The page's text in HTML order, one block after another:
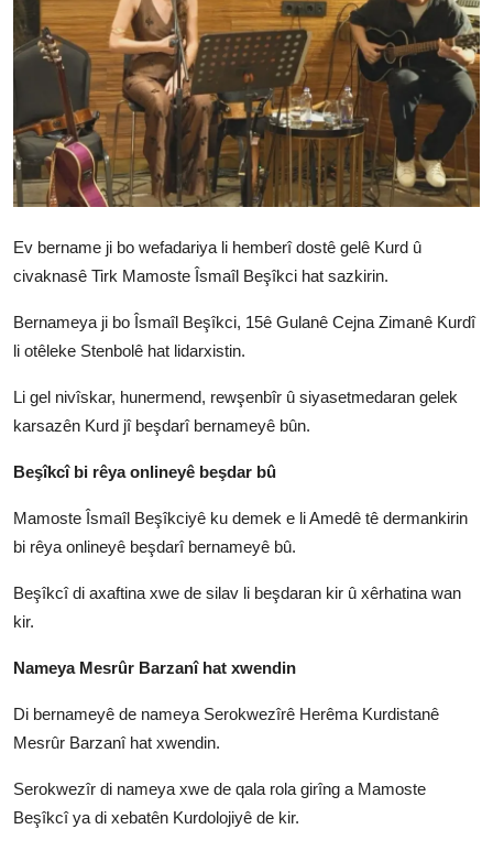
Vidyo
Nivîskar
Arşiv
Têkilî
Türkçe Kurdi
Ev bername ji bo wefadariya li hemberî dostê gelê Kurd û
civaknasê Tirk Mamoste Îsmaîl Beşîkci hat sazkirin.
Bernameya ji bo Îsmaîl Beşîkci, 15ê Gulanê Cejna Zimanê Kurdî
li otêleke Stenbolê hat lidarxistin.
Li gel nivîskar, hunermend, rewşenbîr û siyasetmedaran gelek
karsazên Kurd jî beşdarî bernameyê bûn.
Beşîkcî bi rêya onlineyê beşdar bû
Mamoste Îsmaîl Beşîkciyê ku demek e li Amedê tê dermankirin
bi rêya onlineyê beşdarî bernameyê bû.
Beşîkcî di axaftina xwe de silav li beşdaran kir û xêrhatina wan
kir.
Nameya Mesrûr Barzanî hat xwendin
Di bernameyê de nameya Serokwezîrê Herêma Kurdistanê
Mesrûr Barzanî hat xwendin.
Serokwezîr di nameya xwe de qala rola girîng a Mamoste
Beşîkcî ya di xebatên Kurdolojiyê de kir.